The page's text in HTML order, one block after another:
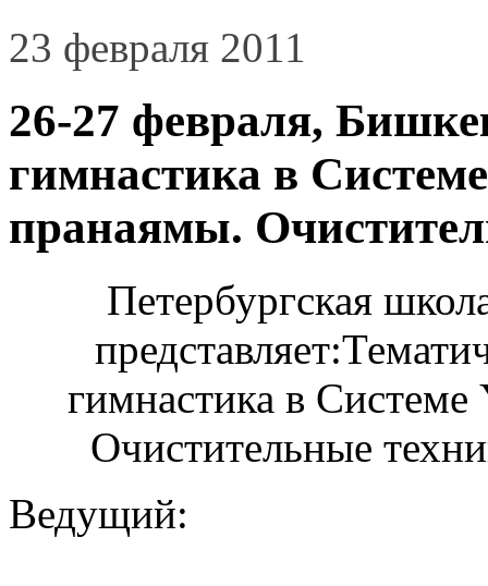
23 февраля 2011
26-27 февраля,
гимнастика в
пранаямы.
Петербургская
гимнастика в
Очистительные
Ведущий: